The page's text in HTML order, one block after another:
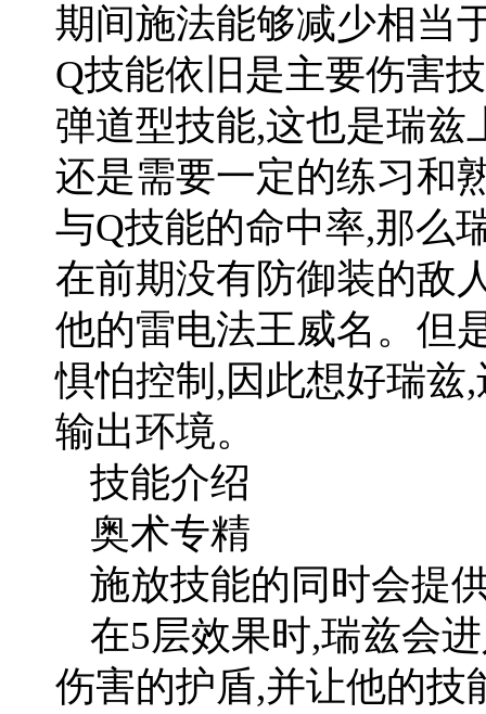
期间施法能够减少相当
Q技能依旧是主要伤害
弹道型技能,这也是瑞兹
还是需要一定的练习和
与Q技能的命中率,那么
在前期没有防御装的敌
他的雷电法王威名。但
惧怕控制,因此想好瑞兹
输出环境。
技能介绍
奥术专精
施放技能的同时会提
在5层效果时,瑞兹会
伤害的护盾,并让他的技